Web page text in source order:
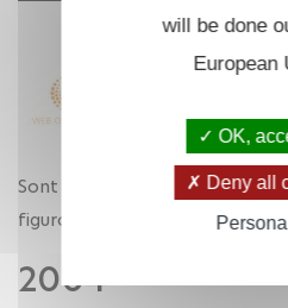
Sont listées ci-dessous, par
figurant dans l'archive ouverte
2004
will be done
European
OK,
Deny all